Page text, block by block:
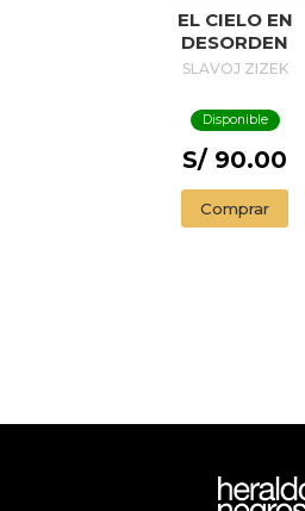
EL CIELO EN
DESORDEN
SLAVOJ ZIZEK
Disponible
S/ 90.00
Comprar